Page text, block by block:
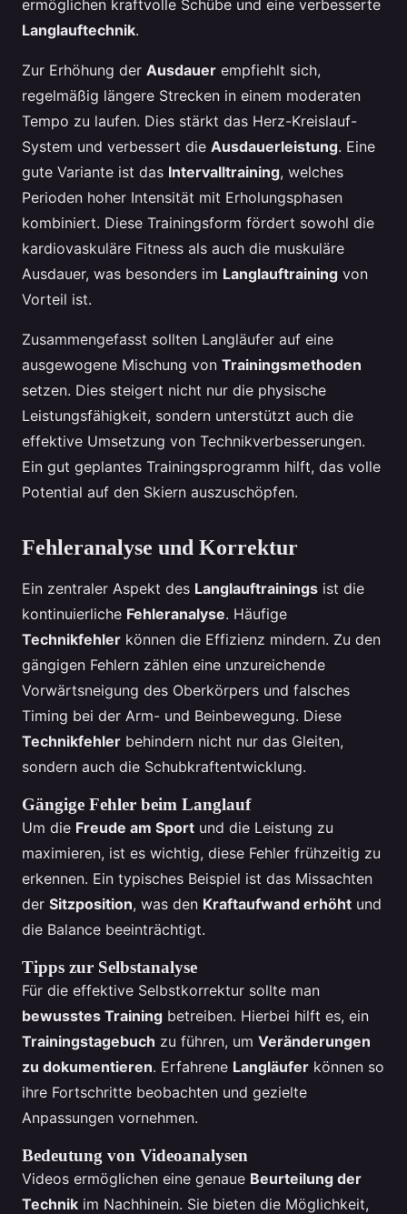
ermöglichen kraftvolle Schübe und eine verbesserte
Langlauftechnik.
Zur Erhöhung der Ausdauer empfiehlt sich,
regelmäßig längere Strecken in einem moderaten
Tempo zu laufen. Dies stärkt das Herz-Kreislauf-
System und verbessert die Ausdauerleistung. Eine
gute Variante ist das Intervalltraining, welches
Perioden hoher Intensität mit Erholungsphasen
kombiniert. Diese Trainingsform fördert sowohl die
kardiovaskuläre Fitness als auch die muskuläre
Ausdauer, was besonders im Langlauftraining von
Vorteil ist.
Zusammengefasst sollten Langläufer auf eine
ausgewogene Mischung von Trainingsmethoden
setzen. Dies steigert nicht nur die physische
Leistungsfähigkeit, sondern unterstützt auch die
effektive Umsetzung von Technikverbesserungen.
Ein gut geplantes Trainingsprogramm hilft, das volle
Potential auf den Skiern auszuschöpfen.
Fehleranalyse und Korrektur
Ein zentraler Aspekt des Langlauftrainings ist die
kontinuierliche Fehleranalyse. Häufige
Technikfehler können die Effizienz mindern. Zu den
gängigen Fehlern zählen eine unzureichende
Vorwärtsneigung des Oberkörpers und falsches
Timing bei der Arm- und Beinbewegung. Diese
Technikfehler behindern nicht nur das Gleiten,
sondern auch die Schubkraftentwicklung.
Gängige Fehler beim Langlauf
Um die Freude am Sport und die Leistung zu
maximieren, ist es wichtig, diese Fehler frühzeitig zu
erkennen. Ein typisches Beispiel ist das Missachten
der Sitzposition, was den Kraftaufwand erhöht und
die Balance beeinträchtigt.
Tipps zur Selbstanalyse
Für die effektive Selbstkorrektur sollte man
bewusstes Training betreiben. Hierbei hilft es, ein
Trainingstagebuch zu führen, um Veränderungen
zu dokumentieren. Erfahrene Langläufer können so
ihre Fortschritte beobachten und gezielte
Anpassungen vornehmen.
Bedeutung von Videoanalysen
Videos ermöglichen eine genaue Beurteilung der
Technik im Nachhinein. Sie bieten die Möglichkeit,